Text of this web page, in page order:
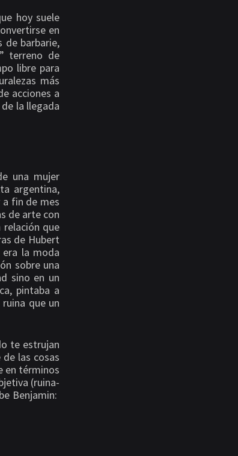
hoy suele
en
de barbarie,
terreno de
libre para
más
acciones a
la llegada
una mujer
argentina,
fin de mes
de arte con
que
de Hubert
la moda
sobre una
sino en un
pintaba a
que un
te estrujan
las cosas
en términos
(ruina-
Benjamin: